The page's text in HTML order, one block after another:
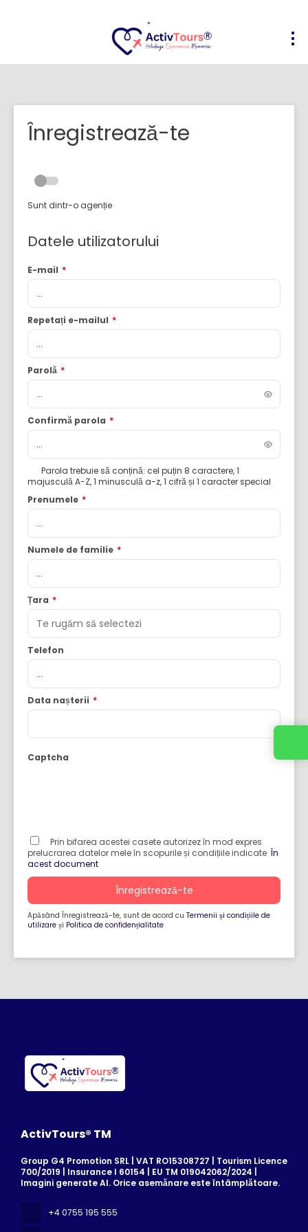
Înregistrează-te
Sunt dintr-o agenție
Datele utilizatorului
E-mail *
Repetați e-mailul *
Parolă *
Confirmă parola *
Parola trebuie să conțină: cel puțin 8 caractere, 1
majusculă A-Z, 1 minusculă a-z, 1 cifră și 1 caracter special
Prenumele *
Numele de familie *
Țara *
Telefon
Data nașterii *
Captcha
Prin bifarea acestei casete autorizez în mod expres
prelucrarea datelor mele în scopurile și condițiile indicate În
acest document
Înregistrează-te
Apăsând Înregistrează-te, sunt de acord cu Termenii și condițiile de
utilizare și Politica de confidențialitate
ActivTours® TM
Group G4 Promotion SRL | VAT RO15308727 | Tourism Licence
700/2019 | Insurance I 60154 | EU TM 019042062/2024 |
Imagini generate AI. Orice asemănare este întâmplătoare.
+4 0755 195 555